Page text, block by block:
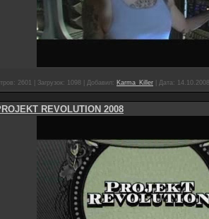
2601 Загрузок: 1098 Добавил: Karma_Killer Дата: 14.10.2008
REVOLUTION 2008